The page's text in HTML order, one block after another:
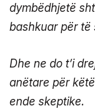
dymbëdhjetë
bashkuar për të
Dhe ne do t’i
anëtare për
ende skeptike.